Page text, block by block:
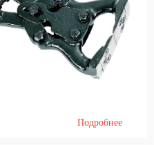
Подробнее